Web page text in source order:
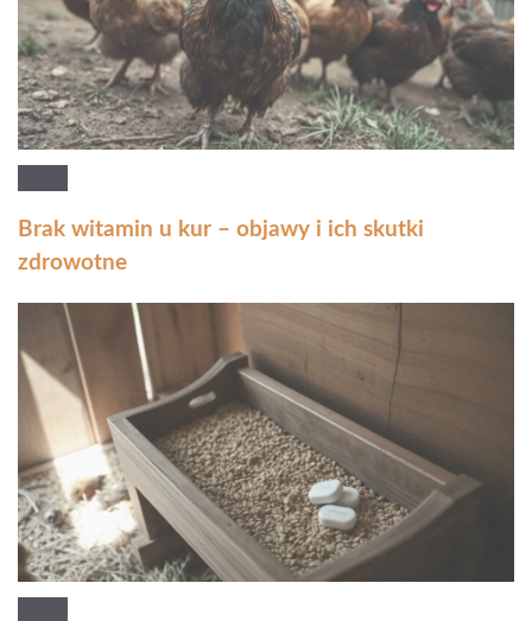
Brak witamin u kur – objawy i ich skutki
zdrowotne